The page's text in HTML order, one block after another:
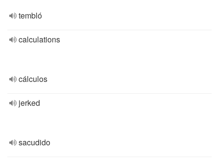
tembló
calculations
cálculos
jerked
sacudido